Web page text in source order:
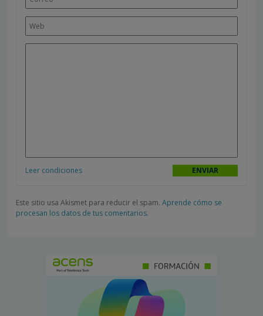
Leer condiciones
Este sitio usa Akismet para reducir el spam. Aprende cómo se
procesan los datos de tus comentarios.